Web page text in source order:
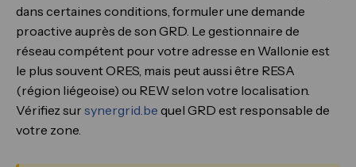
dans certaines conditions, formuler une demande
proactive auprès de son GRD. Le gestionnaire de
réseau compétent pour votre adresse en Wallonie est
le plus souvent ORES, mais peut aussi être RESA
(région liégeoise) ou REW selon votre localisation.
Vérifiez sur synergrid.be quel GRD est responsable de
votre zone.